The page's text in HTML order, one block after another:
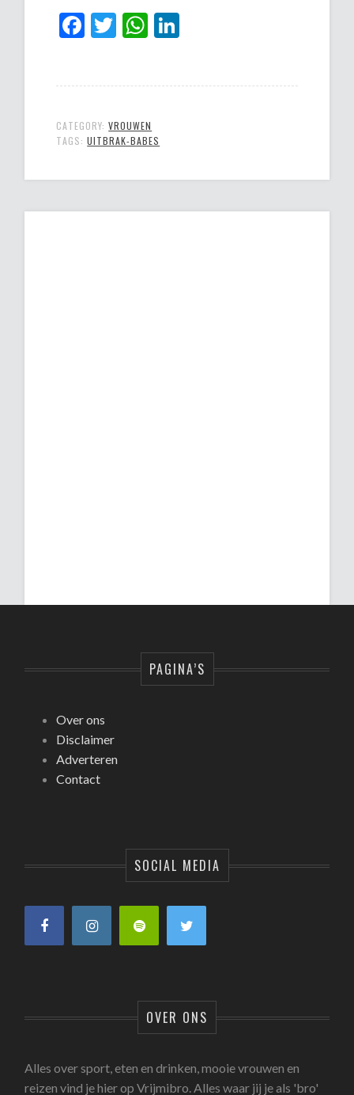
Facebook
TwitterWhatsApp
CATEGORY:VROUWEN
TAGS:UITBRAK-BABES
PAGINA’S
Over ons
Disclaimer
Adverteren
Contact
SOCIAL MEDIA
OVER ONS
Alles over sport, eten en drinken, mooie vrouwen en
reizen vind je hier op Vrijmibro. Alles waar jij je als 'bro'